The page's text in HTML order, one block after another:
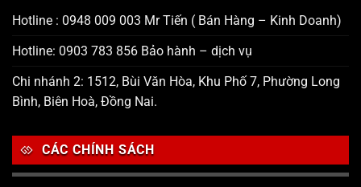
Hotline : 0948 009 003 Mr Tiến ( Bán Hàng – Kinh Doanh)
Hotline: 0903 783 856 Bảo hành – dịch vụ
Chi nhánh 2: 1512, Bùi Văn Hòa, Khu Phố 7, Phường Long
Bình, Biên Hoà, Đồng Nai.
CÁC CHÍNH SÁCH